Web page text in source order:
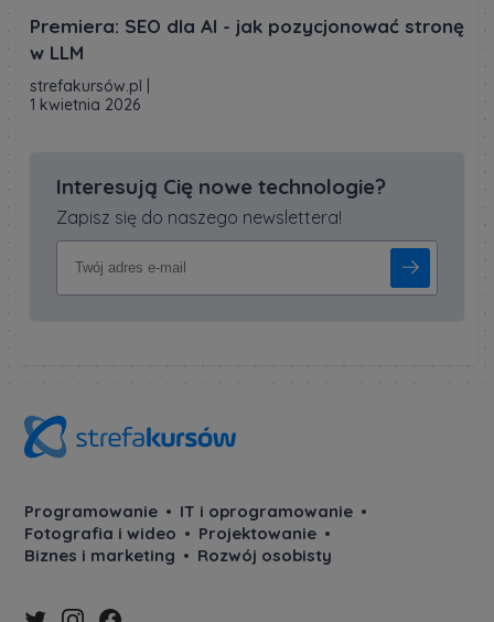
Premiera: SEO dla AI - jak pozycjonować stronę
w LLM
strefakursów.pl
1 kwietnia 2026
Interesują Cię nowe technologie?
Zapisz się do naszego newslettera!
Programowanie
IT i oprogramowanie
Fotografia i wideo
Projektowanie
Biznes i marketing
Rozwój osobisty